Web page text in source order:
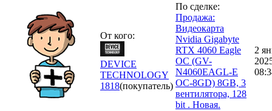
От кого:
DEVICE
TECHNOLOGY
1818(покупатель)
По сделке:
Продажа:
Видеокарта
Nvidia Gigabyte
RTX 4060 Eagle
OC (GV-
N4060EAGL-E
OC-8GD) 8GB, 3
вентилятора, 128
bit . Новая.
2